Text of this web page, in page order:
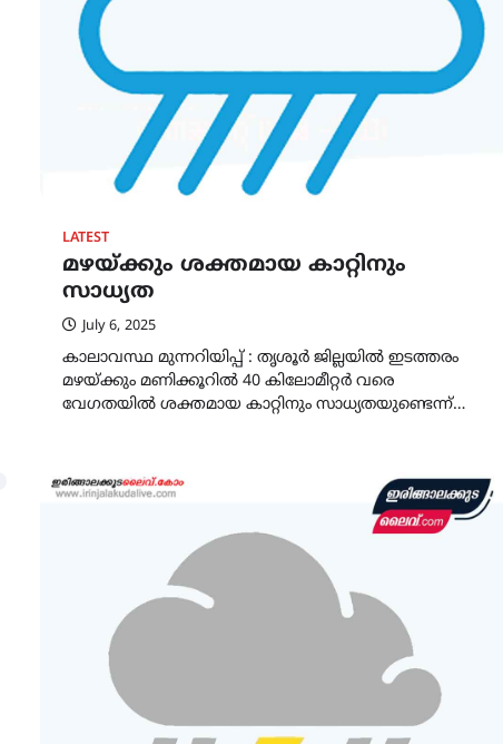
LATEST
മഴയ്ക്കും ശക്തമായ കാറ്റിനും
സാധ്യത
July 6, 2025
കാലാവസ്ഥ മുന്നറിയിപ്പ് : തൃശൂർ ജില്ലയിൽ ഇടത്തരം
മഴയ്ക്കും മണിക്കൂറിൽ 40 കിലോമീറ്റർ വരെ
വേഗതയിൽ ശക്തമായ കാറ്റിനും സാധ്യതയുണ്ടെന്ന്…